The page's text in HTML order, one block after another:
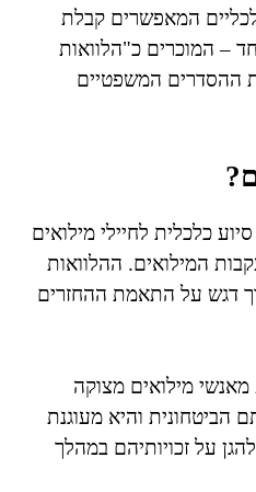
המאפשרים קבלת
– המוכרים כ"הלוואות
ההסדרים המשפטיים
כלכלית לחיילי מילואים
המילואים. ההלוואות
דגש על התאמת ההחזרים
מילואים מצוקה
הביטחונית והיא מעוגנת
על זכויותיהם במהלך